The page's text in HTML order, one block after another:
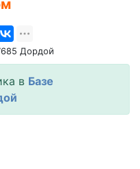
Дордой
в Базе